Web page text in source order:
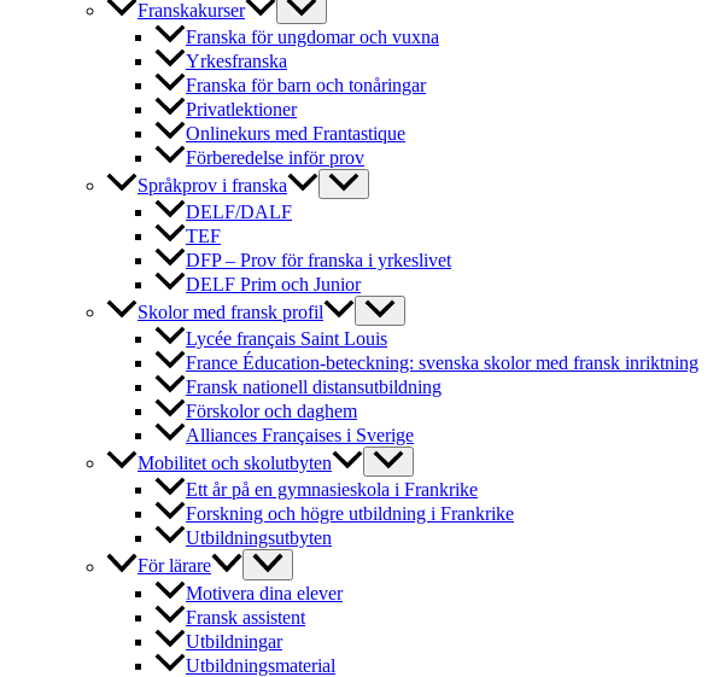
Franskakurser
Franska för ungdomar och vuxna
Yrkesfranska
Franska för barn och tonåringar
Privatlektioner
Onlinekurs med Frantastique
Förberedelse inför prov
Språkprov i franska
DELF/DALF
TEF
DFP – Prov för franska i yrkeslivet
DELF Prim och Junior
Skolor med fransk profil
Lycée français Saint Louis
France Éducation-beteckning: svenska skolor med fransk inriktning
Fransk nationell distansutbildning
Förskolor och daghem
Alliances Françaises i Sverige
Mobilitet och skolutbyten
Ett år på en gymnasieskola i Frankrike
Forskning och högre utbildning i Frankrike
Utbildningsutbyten
För lärare
Motivera dina elever
Fransk assistent
Utbildningar
Utbildningsmaterial